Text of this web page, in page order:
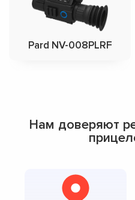
Pard NV-008PLRF
Нам доверяют